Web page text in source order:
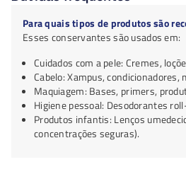
Para quais tipos de produtos são
Esses conservantes são usados em:
Cuidados com a pele: Cremes,
Cabelo: Xampus, condicionadores,
Maquiagem: Bases, primers,
Higiene pessoal: Desodorantes
Produtos infantis: Lenços
concentrações seguras).